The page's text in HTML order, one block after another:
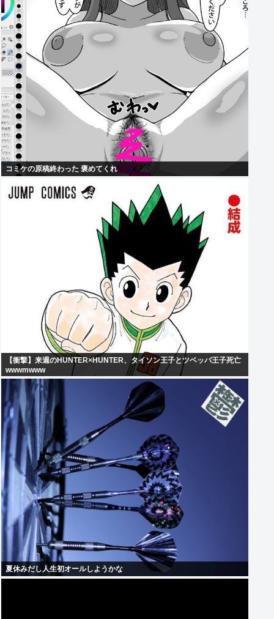
コミケの原稿終わった 褒めてくれ
【衝撃】来週のHUNTER×HUNTER、タイソン王子とツベッバ王子死亡
wwwmwww
夏休みだし人生初オールしようかな